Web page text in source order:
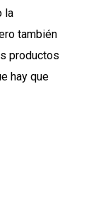
la
también
productos
hay que